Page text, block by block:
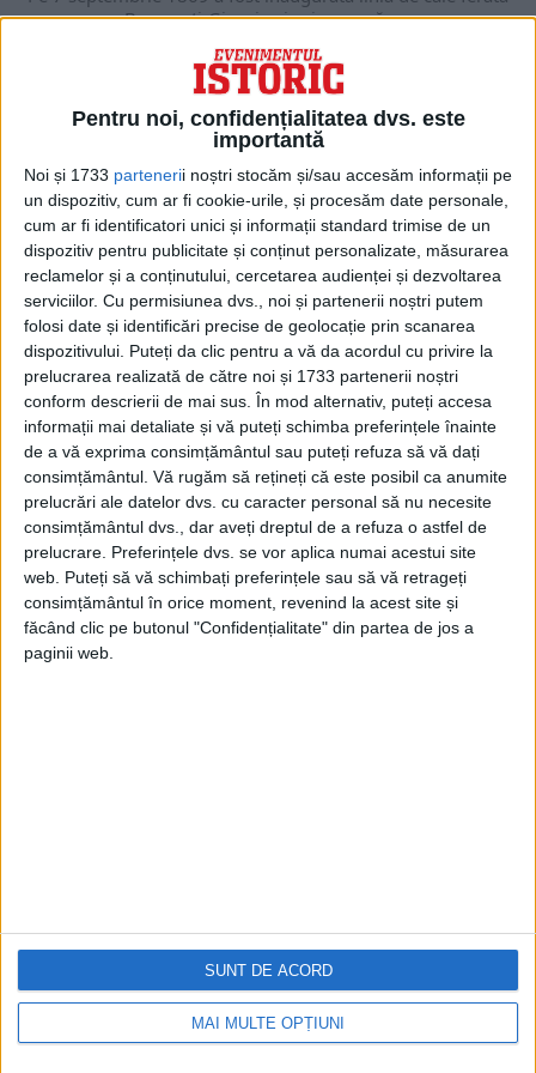
Pentru noi, confidențialitatea dvs. este
importantă
Noi și 1733 partenerii noștri stocăm și/sau accesăm informații pe
un dispozitiv, cum ar fi cookie-urile, și procesăm date personale,
cum ar fi identificatori unici și informații standard trimise de un
dispozitiv pentru publicitate și conținut personalizate, măsurarea
reclamelor și a conținutului, cercetarea audienței și dezvoltarea
serviciilor. Cu permisiunea dvs., noi și partenerii noștri putem
folosi date și identificări precise de geolocație prin scanarea
dispozitivului. Puteți da clic pentru a vă da acordul cu privire la
prelucrarea realizată de către noi și 1733 partenerii noștri
conform descrierii de mai sus. În mod alternativ, puteți accesa
informații mai detaliate și vă puteți schimba preferințele înainte
de a vă exprima consimțământul sau puteți refuza să vă dați
consimțământul. Vă rugăm să rețineți că este posibil ca anumite
prelucrări ale datelor dvs. cu caracter personal să nu necesite
consimțământul dvs., dar aveți dreptul de a refuza o astfel de
prelucrare. Preferințele dvs. se vor aplica numai acestui site
web. Puteți să vă schimbați preferințele sau să vă retrageți
consimțământul în orice moment, revenind la acest site și
făcând clic pe butonul "Confidențialitate" din partea de jos a
paginii web.
MAI MULTE OPȚIUNI
SUNT DE ACORD
București-Giurgiu și prima gară a...
SEPTEMBRIE 2020
Bucureștiul feroviar (5): Magistrala pierdută a Capitalei.
Comoara istorică pe care primarii nu știu să o valorifice
Năpădită de buruieni ori chiar furată pe alocuri după ce
traficul feroviar s-a redus drastic, calea...
Doctorul Zilei
Infoactual
Editura de carte